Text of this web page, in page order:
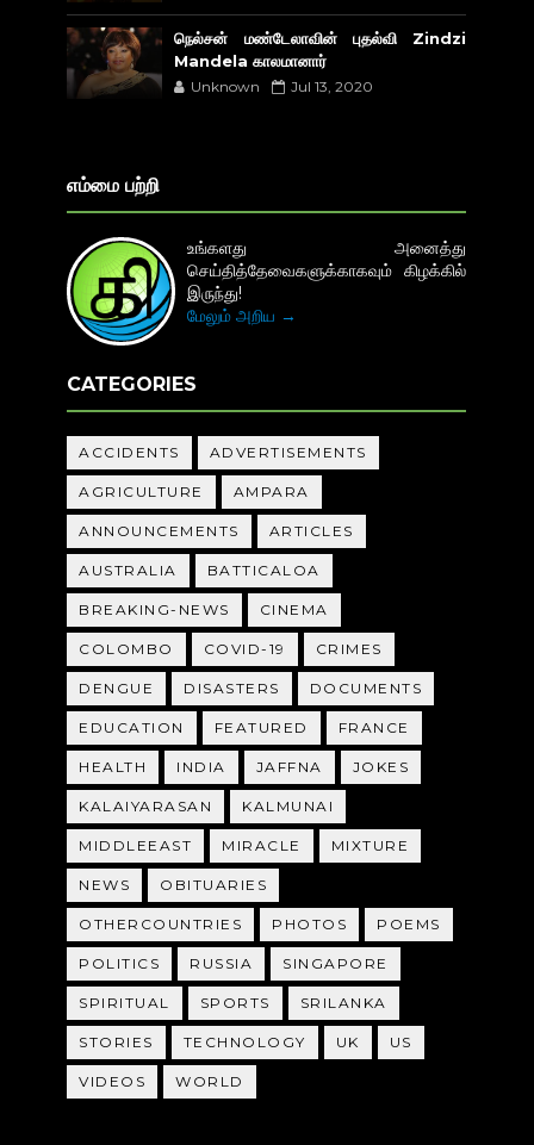
நெல்சன் மண்டேலாவின் புதல்வி Zindzi
Mandela காலமானார்
Unknown Jul 13, 2020
எம்மை பற்றி
உங்களது அனைத்து
செய்தித்தேவைகளுக்காகவும் கிழக்கில்
இருந்து!
மேலும் அறிய →
CATEGORIES
ACCIDENTS ADVERTISEMENTS
AGRICULTURE AMPARA
ANNOUNCEMENTS ARTICLES
AUSTRALIA BATTICALOA
BREAKING-NEWS CINEMA
COLOMBO COVID-19 CRIMES
DENGUE DISASTERS DOCUMENTS
EDUCATION FEATURED FRANCE
HEALTH INDIA JAFFNA JOKES
KALAIYARASAN KALMUNAI
MIDDLEEAST MIRACLE MIXTURE
NEWS OBITUARIES
OTHERCOUNTRIES PHOTOS POEMS
POLITICS RUSSIA SINGAPORE
SPIRITUAL SPORTS SRILANKA
STORIES TECHNOLOGY UK US
VIDEOS WORLD